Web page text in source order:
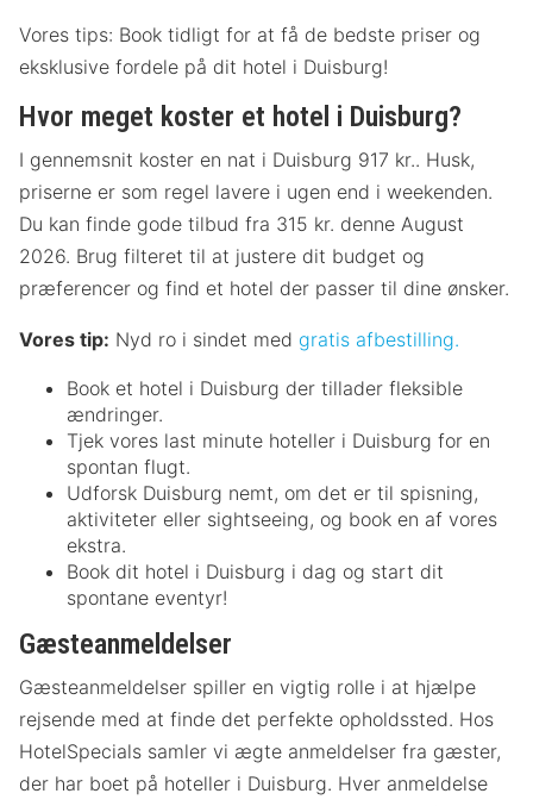
Vores tips: Book tidligt for at få de bedste priser og
eksklusive fordele på dit hotel i Duisburg!
Hvor meget koster et hotel i Duisburg?
I gennemsnit koster en nat i Duisburg 917 kr.. Husk,
priserne er som regel lavere i ugen end i weekenden.
Du kan finde gode tilbud fra 315 kr. denne August
2026. Brug filteret til at justere dit budget og
præferencer og find et hotel der passer til dine ønsker.
Vores tip: Nyd ro i sindet med gratis afbestilling.
Book et hotel i Duisburg der tillader fleksible
ændringer.
Tjek vores last minute hoteller i Duisburg for en
spontan flugt.
Udforsk Duisburg nemt, om det er til spisning,
aktiviteter eller sightseeing, og book en af vores
ekstra.
Book dit hotel i Duisburg i dag og start dit
spontane eventyr!
Gæsteanmeldelser
Gæsteanmeldelser spiller en vigtig rolle i at hjælpe
rejsende med at finde det perfekte opholdssted. Hos
HotelSpecials samler vi ægte anmeldelser fra gæster,
der har boet på hoteller i Duisburg. Hver anmeldelse